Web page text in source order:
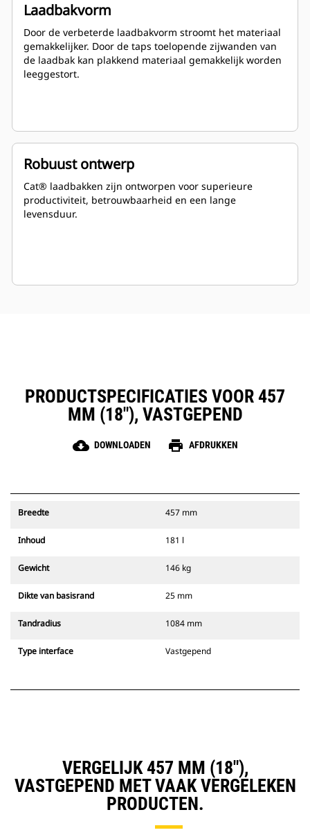
Laadbakvorm
Door de verbeterde laadbakvorm stroomt het materiaal
gemakkelijker. Door de taps toelopende zijwanden van
de laadbak kan plakkend materiaal gemakkelijk worden
leeggestort.
Robuust ontwerp
Cat® laadbakken zijn ontworpen voor superieure
productiviteit, betrouwbaarheid en een lange
levensduur.
PRODUCTSPECIFICATIES VOOR 457
MM (18"), VASTGEPEND
cloud_download DOWNLOADEN print AFDRUKKEN
Breedte 457 mm
Inhoud 181 l
Gewicht 146 kg
Dikte van basisrand 25 mm
Tandradius 1084 mm
Type interface Vastgepend
VERGELIJK 457 MM (18"),
VASTGEPEND MET VAAK VERGELEKEN
PRODUCTEN.